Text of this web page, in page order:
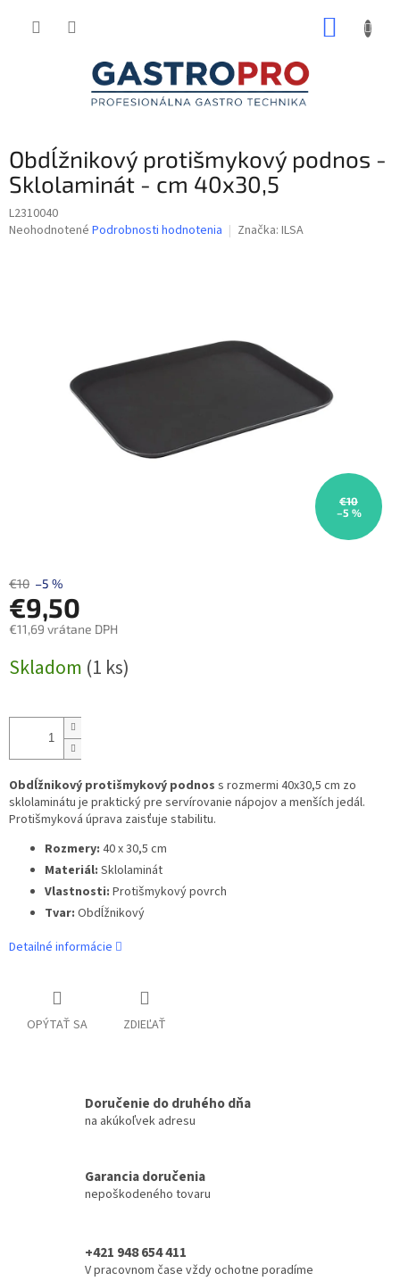
Obdĺžnikový protišmykový podnos -
Sklolaminát - cm 40x30,5
L2310040
Priemerné
Neohodnotené Podrobnosti hodnotenia Značka: ILSA
€10
–5 %
€10 –5 %
€9,50
€11,69 vrátane DPH
cena:
Skladom (1 ks)
Obdĺžnikový protišmykový podnos s rozmermi 40x30,5 cm zo
sklolaminátu je praktický pre servírovanie nápojov a menších jedál.
Protišmyková úprava zaisťuje stabilitu.
Rozmery: 40 x 30,5 cm
Materiál: Sklolaminát
Vlastnosti: Protišmykový povrch
Tvar: Obdĺžnikový
Detailné informácie
OPÝTAŤ SA ZDIEĽAŤ
Doručenie do druhého dňa
na akúkoľvek adresu
Garancia doručenia
nepoškodeného tovaru
+421 948 654 411
V pracovnom čase vždy ochotne poradíme